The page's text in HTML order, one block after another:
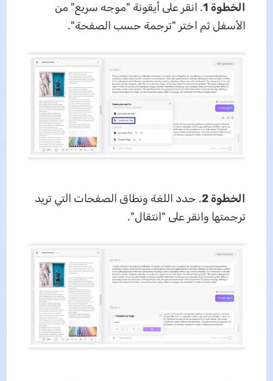
الخطوة 1
. انقر على أيقونة "موجه سريع" من
الأسفل ثم اختر "ترجمة حسب الصفحة".
الخطوة 2
. حدد اللغة ونطاق الصفحات التي تريد
ترجمتها وانقر على "انتقال".